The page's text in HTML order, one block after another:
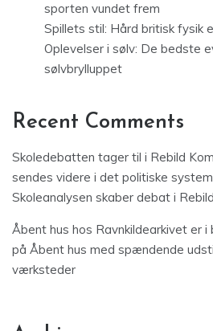
sporten vundet frem
Spillets stil: Hård britisk fysik
Oplevelser i sølv: De bedste
sølvbrylluppet
Recent Comments
Skoledebatten tager til i Rebild
sendes videre i det politiske
Skoleanalysen skaber debat i
Åbent hus hos Ravnkildearkivet er
på Åbent hus med spændende
værksteder